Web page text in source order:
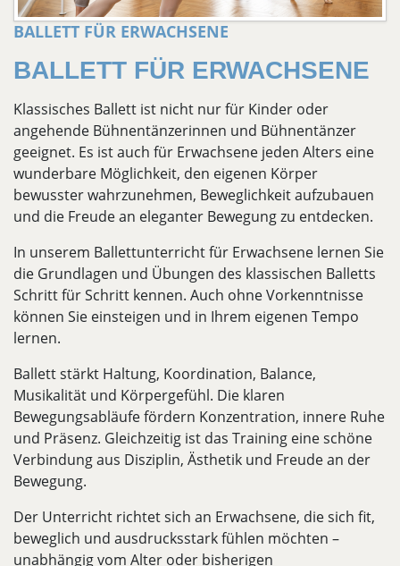
BALLETT FÜR ERWACHSENE
BALLETT FÜR ERWACHSENE
Klassisches Ballett ist nicht nur für Kinder oder
angehende Bühnentänzerinnen und Bühnentänzer
geeignet. Es ist auch für Erwachsene jeden Alters eine
wunderbare Möglichkeit, den eigenen Körper
bewusster wahrzunehmen, Beweglichkeit aufzubauen
und die Freude an eleganter Bewegung zu entdecken.
In unserem Ballettunterricht für Erwachsene lernen Sie
die Grundlagen und Übungen des klassischen Balletts
Schritt für Schritt kennen. Auch ohne Vorkenntnisse
können Sie einsteigen und in Ihrem eigenen Tempo
lernen.
Ballett stärkt Haltung, Koordination, Balance,
Musikalität und Körpergefühl. Die klaren
Bewegungsabläufe fördern Konzentration, innere Ruhe
und Präsenz. Gleichzeitig ist das Training eine schöne
Verbindung aus Disziplin, Ästhetik und Freude an der
Bewegung.
Der Unterricht richtet sich an Erwachsene, die sich fit,
beweglich und ausdrucksstark fühlen möchten –
unabhängig vom Alter oder bisherigen